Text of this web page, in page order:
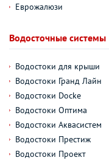
Еврожалюзи
Водосточные системы
Водостоки для крыши
Водостоки Гранд Лайн
Водостоки Docke
Водостоки Оптима
Водостоки Аквасистем
Водостоки Престиж
Водостоки Проект